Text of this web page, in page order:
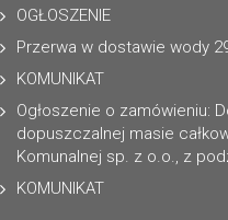
OGŁOSZENIE
Przerwa w dostawie wody
KOMUNIKAT
Ogłoszenie o zamówieniu:
dopuszczalnej masie
Komunalnej sp. z o.o., z
KOMUNIKAT